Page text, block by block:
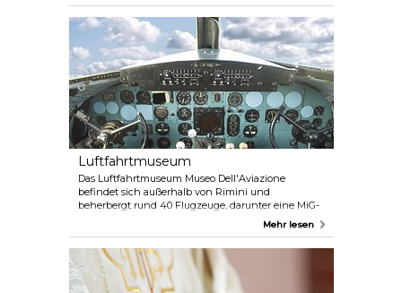
öffentlichen Aquädukts im Jahr 1912 die einzige
Trinkwasserquelle der Stadt war. Außerdem
befindet sich auf dem Brunnen eine Inschrift, die
auf die Freude Leonardo da Vincis beim Anblick
dieses Brunnens hinweist.
Luftfahrtmuseum
Das Luftfahrtmuseum Museo Dell'Aviazione
befindet sich außerhalb von Rimini und
beherbergt rund 40 Flugzeuge, darunter eine MiG-
23, Phantom und Lockheed F-104. Einige der
Konflikten in Korea, Indien-Pakistan, Vietnam,
Iran-Irak, Golfkrieg, Afghanistan und Bosnien. Hier
finden Sie auch andere Ausstellungsstücke, wie
Uniformen und Fotos.
Mehr lesen